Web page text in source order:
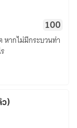
100
หากไม่มีกระบวนท่า
ว)